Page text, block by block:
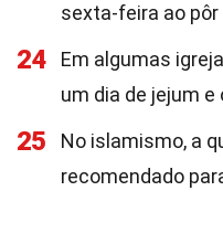
sexta-feira ao pôr
24
Em algumas
um dia de jejum e
25
No islamismo, a
recomendado